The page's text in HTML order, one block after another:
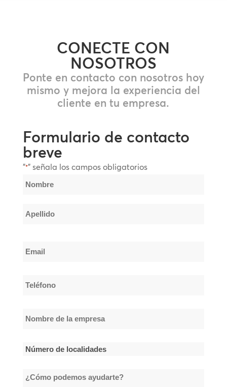
CONECTE CON
NOSOTROS
Ponte en contacto con nosotros hoy
mismo y mejora la experiencia del
cliente en tu empresa.
Formulario de contacto
breve
"*" señala los campos obligatorios
Nombre
Nombre
Email
Teléfono
Nombre
Número
localidades
¿Cómo